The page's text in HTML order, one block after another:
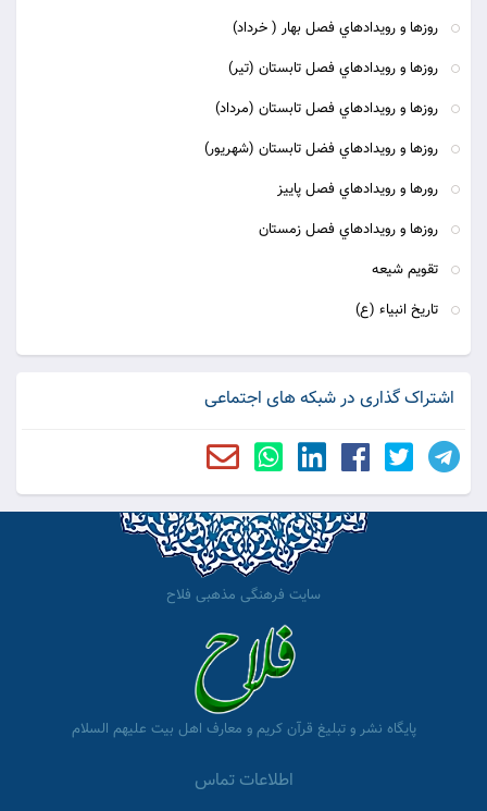
روزها و رويدادهاي فصل بهار ( خرداد)
روزها و رويدادهاي فصل تابستان (تير)
روزها و رويدادهاي فصل تابستان (مرداد)
روزها و رويدادهاي فضل تابستان (شهريور)
رورها و رويدادهاي فصل پاييز
روزها و رويدادهاي فصل زمستان
تقويم شيعه
تاريخ انبياء (ع)
اشتراک گذاری در شبکه های اجتماعی
سایت فرهنگی مذهبی فلاح
پایگاه نشر و تبلیغ قرآن کریم و معارف اهل بیت علیهم السلام
اطلاعات تماس